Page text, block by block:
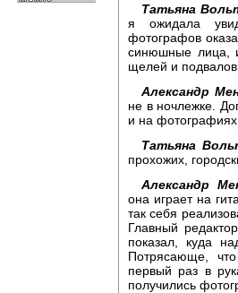
Татьяна
я ожидала
фотографов
синюшные лица,
щелей и
Александр
не в ночлежке.
и на фотографиях
Татьяна
прохожих,
Александр
она играет на
так себя
Главный
показал, куда
Потрясающе,
первый раз в
получились